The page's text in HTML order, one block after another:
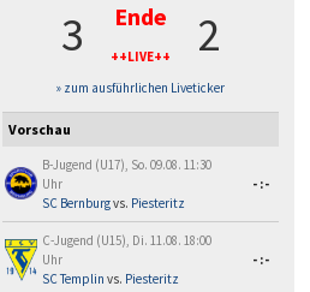
3 Ende
++LIVE++ 2
» zum ausführlichen Liveticker
Vorschau
B-Jugend (U17), So. 09.08. 11:30
Uhr
SC Bernburgvs. Piesteritz
-:-
C-Jugend (U15), Di. 11.08. 18:00
Uhr
SC Templin vs. Piesteritz
-:-